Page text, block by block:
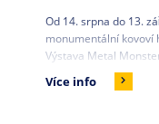
Od 14. srpna do 13.
monumentální kovoví
Výstava Metal
Více info